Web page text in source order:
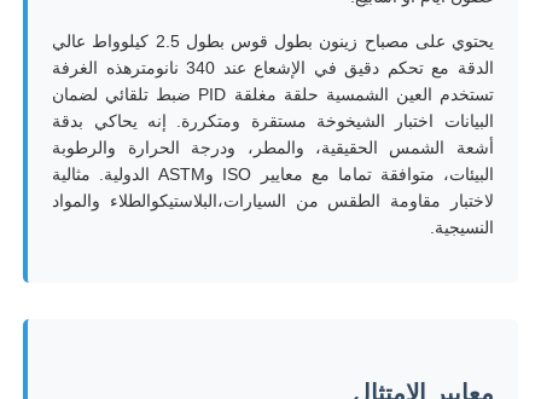
اتصل بنا
طلب اقتباس
معدات اختبار المعمل
آلة الاختبار العالمية
يحتوي على مصباح زينون بطول قوس بطول 2.5 كيلوواط عالي
الدقة مع تحكم دقيق في الإشعاع عند 340 نانومترهذه الغرفة
تستخدم العين الشمسية حلقة مغلقة PID ضبط تلقائي لضمان
البيانات اختبار الشيخوخة مستقرة ومتكررة. إنه يحاكي بدقة
أشعة الشمس الحقيقية، والمطر، ودرجة الحرارة والرطوبة
البيئات، متوافقة تماما مع معايير ISO وASTM الدولية. مثالية
لاختبار مقاومة الطقس من السيارات،البلاستيكوالطلاء والمواد
النسيجية.
معايير الامتثال